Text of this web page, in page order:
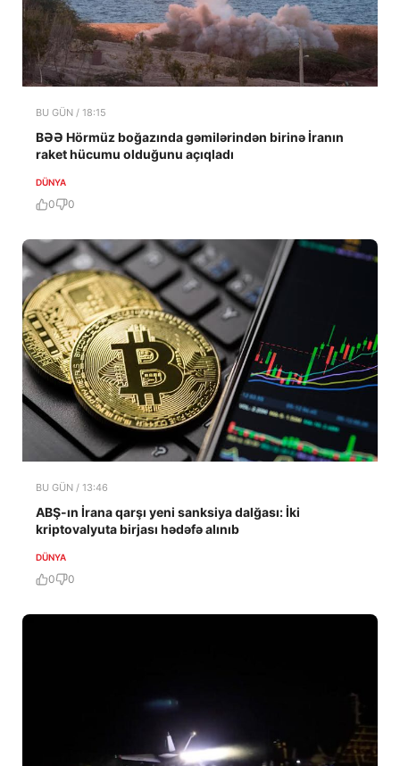
BU GÜN / 18:15
BƏƏ Hörmüz boğazında gəmilərindən birinə İranın
raket hücumu olduğunu açıqladı
DÜNYA
0 0
BU GÜN / 13:46
ABŞ-ın İrana qarşı yeni sanksiya dalğası: İki
kriptovalyuta birjası hədəfə alınıb
DÜNYA
0 0